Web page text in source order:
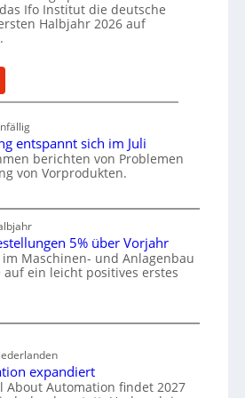
i
e
E
s
a
t
z
t
e
n
n
c
a
i
g
e
W
k
z
e
a
u
p
Ifo Institut die deutsche
Halbjahr 2026 auf
D
u
t
s
h
e
W
s
h
a
entspannt sich im Juli
berichten von Problemen
von Vorprodukten.
5% über Vorjahr
Maschinen- und Anlagenbau
auf ein leicht positives erstes
expandiert
About Automation findet 2027